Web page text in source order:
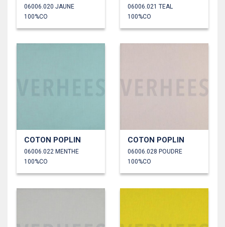
06006.020 JAUNE
100%CO
06006.021 TEAL
100%CO
COTON POPLIN
06006.022 MENTHE
100%CO
COTON POPLIN
06006.028 POUDRE
100%CO